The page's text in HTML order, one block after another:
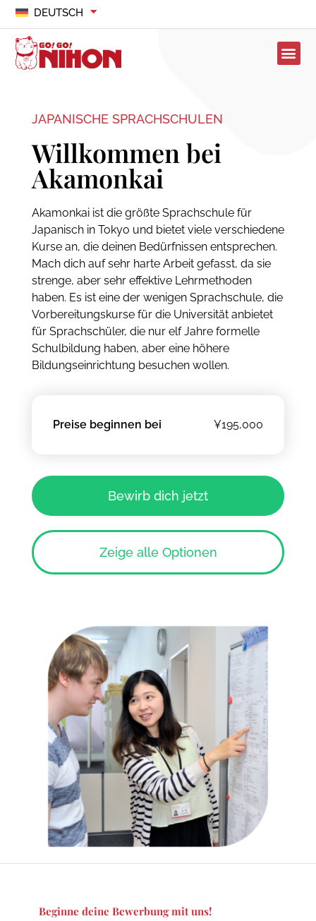
DEUTSCH
JAPANISCHE SPRACHSCHULEN
Willkommen bei
Akamonkai
Akamonkai ist die größte Sprachschule für
Japanisch in Tokyo und bietet viele verschiedene
Kurse an, die deinen Bedürfnissen entsprechen.
Mach dich auf sehr harte Arbeit gefasst, da sie
strenge, aber sehr effektive Lehrmethoden
haben. Es ist eine der wenigen Sprachschule, die
Vorbereitungskurse für die Universität anbietet
für Sprachschüler, die nur elf Jahre formelle
Schulbildung haben, aber eine höhere
Bildungseinrichtung besuchen wollen.
Preise beginnen bei ¥195,000
Bewirb dich jetzt
Zeige alle Optionen
Beginne deine Bewerbung mit uns!